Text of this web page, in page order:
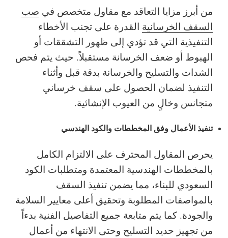
من أبرز مزايا التعاقد مع مقاول متخصص في صب
السقف الخرسانية القدرة على تجنب الأخطاء
التنفيذية التي قد تؤدي إلى ظهور التشققات أو
الهبوط أو ضعف الخرسانة مستقبلاً. حيث يتم فحص
الشدات والتسليح والخرسانة بدقة قبل وأثناء
التنفيذ لضمان الحصول على سقف خرساني
متجانس وخالٍ من العيوب الإنشائية.
تنفيذ الأعمال وفق المخططات والكود الهندسي
يحرص المقاول المحترف على الالتزام الكامل
بالمخططات الهندسية المعتمدة ومتطلبات الكود
السعودي للبناء، مما يضمن تنفيذ السقف
بالمواصفات المطلوبة وتحقيق أعلى معايير السلامة
والجودة. كما يتم متابعة جميع التفاصيل الفنية بدءاً
من تجهيز حديد التسليح وحتى الانتهاء من أعمال